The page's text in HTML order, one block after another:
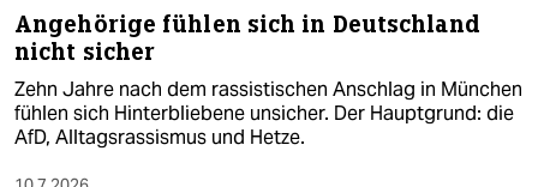
Angehörige fühlen sich in Deutschland
nicht sicher
Zehn Jahre nach dem rassistischen Anschlag in München
fühlen sich Hinterbliebene unsicher. Der Hauptgrund: die
AfD, Alltagsrassismus und Hetze.